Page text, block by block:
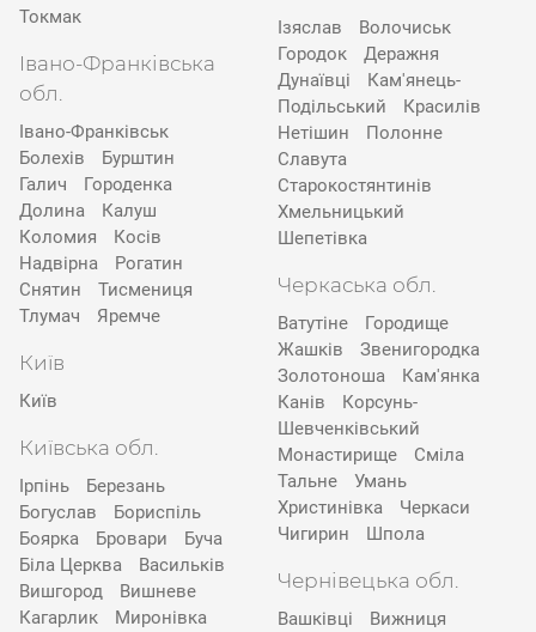
Токмак
Івано-Франківська
обл.
Івано-Франківськ
Болехів
Бурштин
Галич
Городенка
Долина
Калуш
Коломия
Косів
Надвірна
Рогатин
Снятин
Тисмениця
Тлумач
Яремче
Київ
Київ
Київська обл.
Ірпінь
Березань
Богуслав
Бориспіль
Боярка
Бровари
Буча
Біла Церква
Васильків
Вишгород
Вишневе
Кагарлик
Миронівка
Ізяслав
Волочиськ
Городок
Деражня
Дунаївці
Кам'янець-
Подільський
Красилів
Нетішин
Полонне
Славута
Старокостянтинів
Хмельницький
Шепетівка
Черкаська обл.
Ватутіне
Городище
Жашків
Звенигородка
Золотоноша
Кам'янка
Канів
Корсунь-
Шевченківський
Монастирище
Сміла
Тальне
Умань
Христинівка
Черкаси
Чигирин
Шпола
Чернівецька обл.
Вашківці
Вижниця